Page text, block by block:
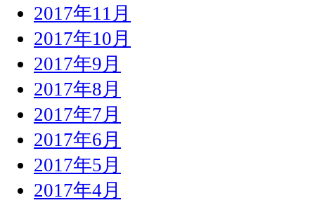
2017年11月
2017年10月
2017年9月
2017年8月
2017年7月
2017年6月
2017年5月
2017年4月